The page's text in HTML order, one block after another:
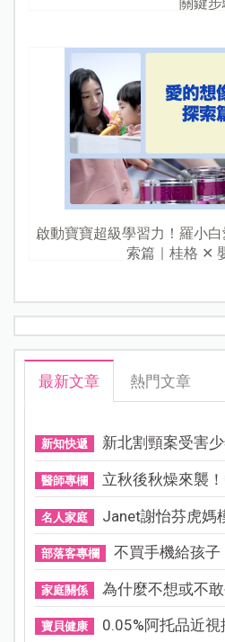
啟動寶寶超級學習力！羅小
索篇｜桂格 ✕
最新文章 熱門文章
新知快遞 新北割頸案受害
醫師專欄 立秋後秋燥來襲
名人家庭 Janet謝怡芬虎媽
部落客專欄 不買手機給孩子
家庭關係 為什麼不想或不
寶貝健康 0.05%阿托品近